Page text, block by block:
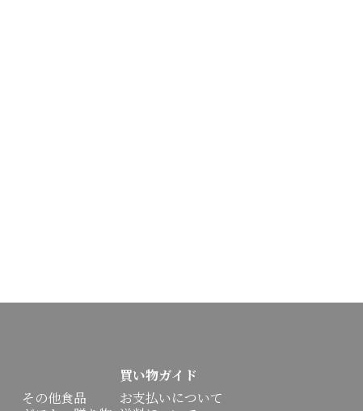
その他食品
買い物ガイド
お支払いについて